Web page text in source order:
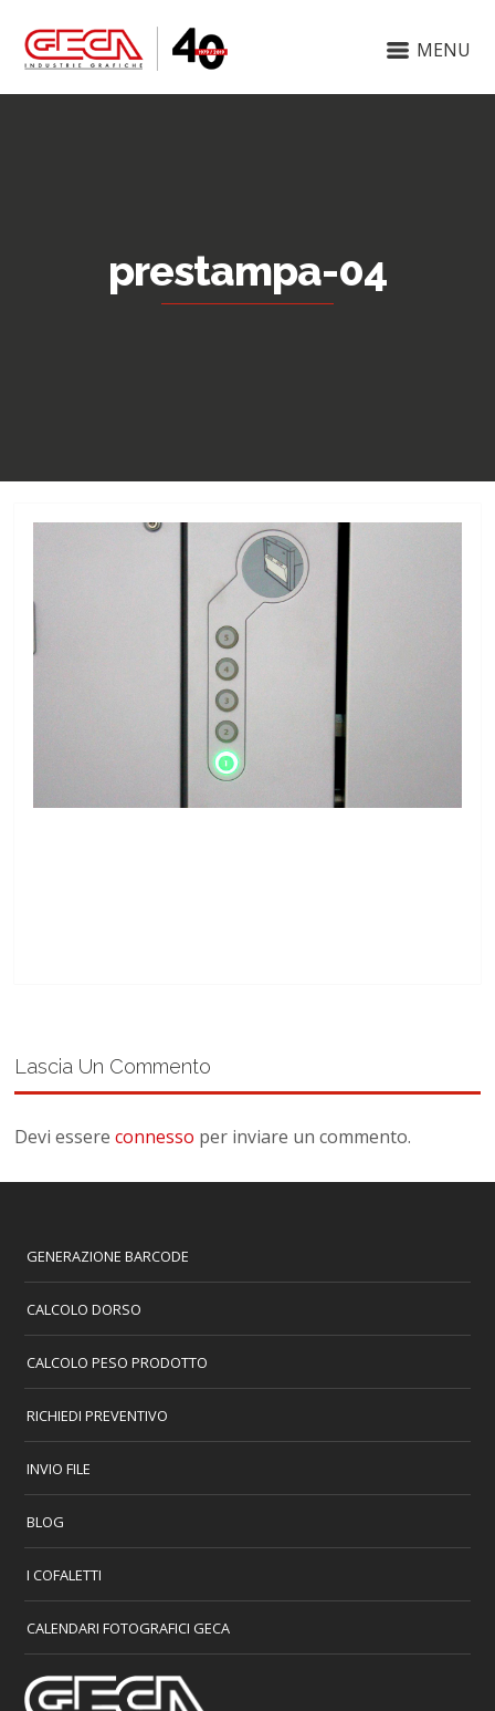
MENU
prestampa-04
Lascia Un Commento
Devi essereconnesso per inviare un commento.
GENERAZIONE BARCODE
CALCOLO DORSO
CALCOLO PESO PRODOTTO
RICHIEDI PREVENTIVO
INVIO FILE
BLOG
I COFALETTI
CALENDARI FOTOGRAFICI GECA